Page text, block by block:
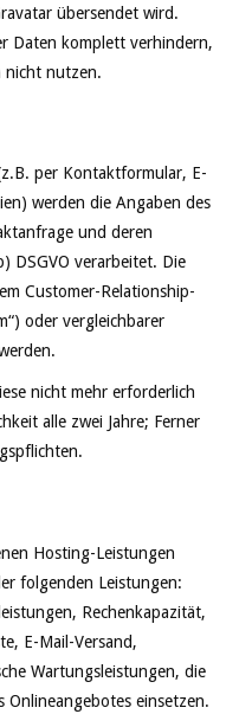
übersendet wird.
Daten komplett verhindern,
nicht nutzen.
per Kontaktformular, E-
werden die Angaben des
und deren
DSGVO verarbeitet. Die
Customer-Relationship-
oder vergleichbarer
nicht mehr erforderlich
alle zwei Jahre; Ferner
Hosting-Leistungen
folgenden Leistungen:
Rechenkapazität,
E-Mail-Versand,
Wartungsleistungen, die
Onlineangebotes einsetzen.